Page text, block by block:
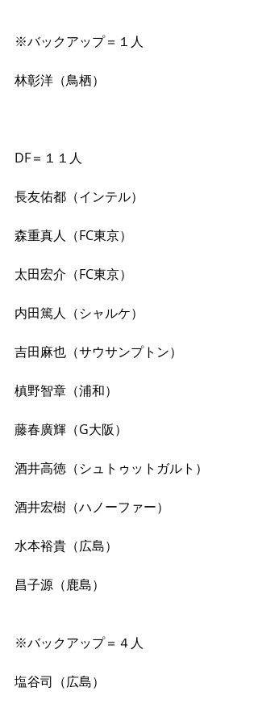
※バックアップ＝１人
林彰洋（鳥栖）
DF＝１１人
長友佑都（インテル）
森重真人（FC東京）
太田宏介（FC東京）
内田篤人（シャルケ）
吉田麻也（サウサンプトン）
槙野智章（浦和）
藤春廣輝（G大阪）
酒井高徳（シュトゥットガルト）
酒井宏樹（ハノーファー）
水本裕貴（広島）
昌子源（鹿島）
※バックアップ＝４人
塩谷司（広島）